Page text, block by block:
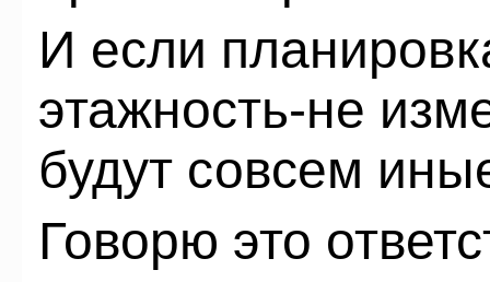
И если
этажность-не
будут совсем
Говорю это